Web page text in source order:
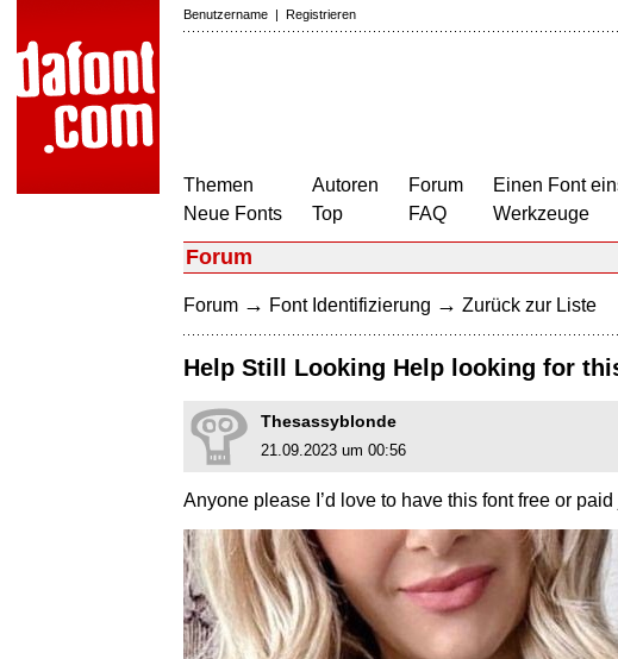
Benutzername | Registrieren
Themen
Neue Fonts
Autoren
Top
Forum
FAQ
Einen Font
Werkzeuge
Forum
Forum → Font Identifizierung → Zurück zur Liste
Help Still Looking Help looking for
Thesassyblonde
21.09.2023 um 00:56
Anyone please I’d love to have this font free or